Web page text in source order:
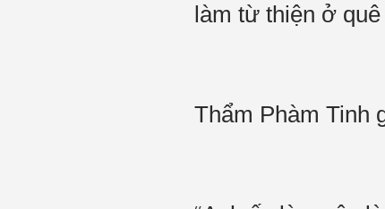
làm từ thiện ở quê
Thẩm Phàm Tinh